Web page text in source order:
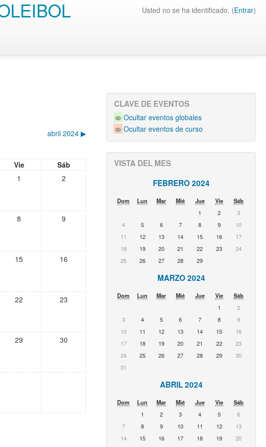
Usted no se ha identificado. (Entrar)
abril 2024 ▶︎
Vie
Sáb
1
2
8 9
15 16
22 23
29 30
CLAVE DE EVENTOS
Ocultar eventos globales
Ocultar eventos de curso
VISTA DEL MES
FEBRERO 2024
Dom Lun Mar Mié Jue Vie
Sáb
1
2
3
4
5 6 7 8 9
10
11
12 13 14 15 16
17
18
19 20 21 22 23
24
25
26 27 28 29
MARZO 2024
Dom Lun Mar Mié Jue Vie
Sáb
1
2
3
4 5 6 7 8
9
10
11 12 13 14 15
16
17
18 19 20 21 22
23
24
25 26 27 28 29
30
31
ABRIL 2024
Dom Lun Mar Mié Jue Vie
Sáb
1
2 3 4 5
6
7
8 9 10 11 12
13
14
15 16 17 18 19
20